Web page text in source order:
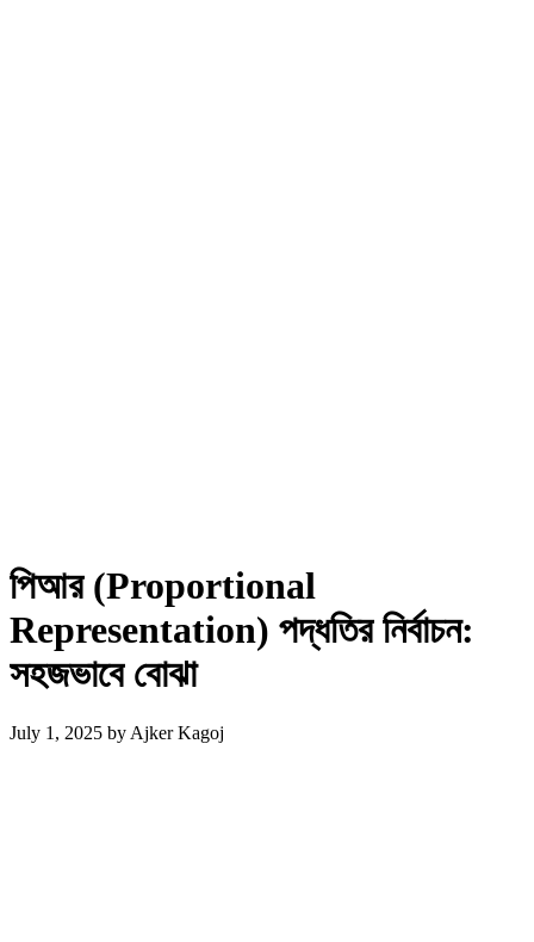
পিআর (Proportional
Representation) পদ্ধতির নির্বাচন:
সহজভাবে বোঝা
July 1, 2025 by Ajker Kagoj